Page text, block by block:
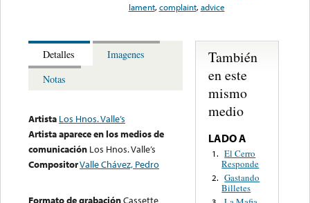
lament,complaint,advice
Detalles
Imagenes
Notas
Artista Los Hnos. Valle’s
Artista aparece en los medios de
comunicación Los Hnos. Valle’s
CompositorValle Chávez, Pedro
Formato de grabaciónCassette
También
en este
mismo
medio
LADO A
1. El Cerro
Responde
2. Gastando
Billetes